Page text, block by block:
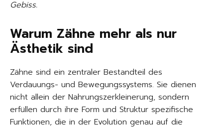
Gebiss.
Warum Zähne mehr als nur
Ästhetik sind
Zähne sind ein zentraler Bestandteil des
Verdauungs- und Bewegungssystems. Sie dienen
nicht allein der Nahrungszerkleinerung, sondern
erfüllen durch ihre Form und Struktur spezifische
Funktionen, die in der Evolution genau auf die